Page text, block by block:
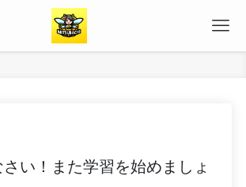
い！また学習を始めましょ